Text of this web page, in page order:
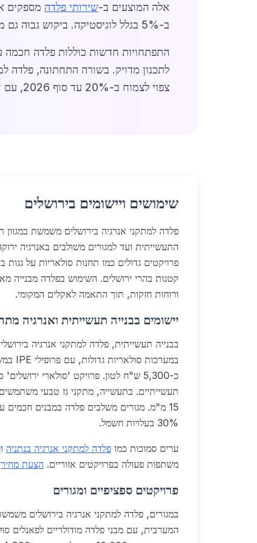
אלה המוצעים ב-שירותי פלדה מספקים אחריות של 10 שנים
ב-5% בגלל לוגיסטיקה. ביקוש גבוה גם מ-
לתכנון מדויק. בשורה התחתונה, פלדה
צפוי לצמוח ב-20% עד סוף 2026, עם דגש על קיימות ואיכות. (סה"כ מילים: 852)
שימושים ויישומים בירושלים
פלדה למתקני אנרגיה בירושלים משמשת במגוון
פרויקטים גדולים כמו תחנות סולאריות על גגות
קטנות בהרי ירושלים. השימוש בפלדה מבנייה
ורוחות חזקות, תוך התאמה לאקלים המקומי.
יישומים בבנייה תעשייתית ואנרגיה
בבנייה תעשייתית, פלדה למתקני אנרגיה
15 מ"מ. מגורים משלבים פלדה במבנים חכמים
30% בעלויות חשמל.
ערים סמוכות כמו פלדה למתקני אנרגיה בנתניה ו
משתפות פעולה בפרויקטים אזוריים. הצעת מחיר
פרויקטים ספציפיים ומגורים
במגורים, פלדה למתקני אנרגיה בירושלים
המערבית, עם מבני פלדה מודולריים לפאנלים